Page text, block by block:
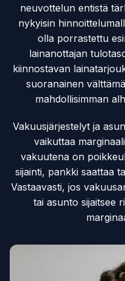
neuvottelun entistä
nykyisin
olla porrastettu
lainanottajan
kiinnostavan
suoranainen
mahdollisimman
Vakuusjärjestelyt ja
vaikuttaa
vakuutena on
sijainti, pankki saattaa
Vastaavasti, jos
tai asunto sijaitsee